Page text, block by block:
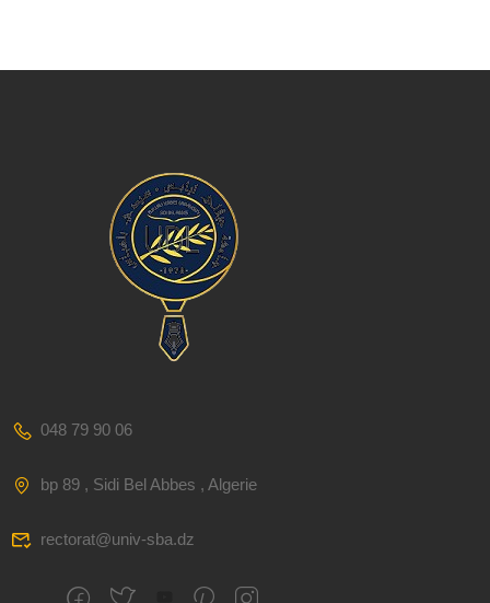
048 79 90 06
bp 89 , Sidi Bel Abbes , Algerie
rectorat@univ-sba.dz